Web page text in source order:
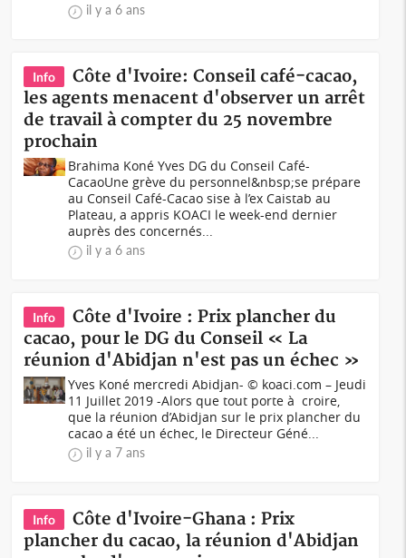
il y a 6 ans
Info
Côte d'Ivoire: Conseil café-cacao,
les agents menacent d'observer un arrêt
de travail à compter du 25 novembre
prochain
Brahima Koné Yves DG du Conseil Café-
CacaoUne grève du personnel&nbsp;se prépare
au Conseil Café-Cacao sise à l’ex Caistab au
Plateau, a appris KOACI le week-end dernier
auprès des concernés...
il y a 6 ans
Info
Côte d'Ivoire : Prix plancher du
cacao, pour le DG du Conseil « La
réunion d'Abidjan n'est pas un échec »
Yves Koné mercredi Abidjan- © koaci.com – Jeudi
11 Juillet 2019 -Alors que tout porte à croire,
que la réunion d’Abidjan sur le prix plancher du
cacao a été un échec, le Directeur Géné...
il y a 7 ans
Info
Côte d'Ivoire-Ghana : Prix
plancher du cacao, la réunion d'Abidjan